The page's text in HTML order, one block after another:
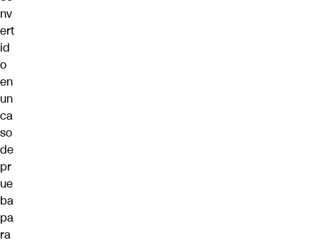
nv
ert
id
o
en
un
ca
so
de
pr
ue
ba
pa
ra